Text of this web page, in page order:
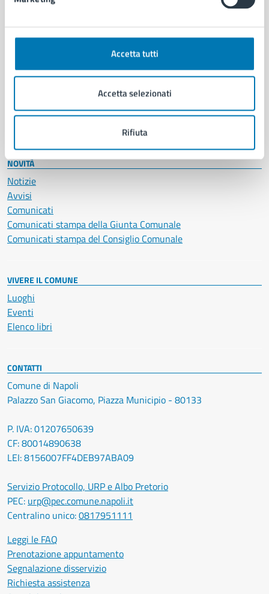
Accetta tutti
Accetta selezionati
Rifiuta
Autorizzazioni
Documenti e certificati
Imprese e commercio
Salute, benessere e assistenza
Servizi Cimiteriali
Vita lavorativa
NOVITÀ
Notizie
Avvisi
Comunicati
Comunicati stampa della Giunta Comunale
Comunicati stampa del Consiglio Comunale
VIVERE IL COMUNE
Luoghi
Eventi
Elenco libri
CONTATTI
Comune di Napoli
Palazzo San Giacomo, Piazza Municipio - 80133
P. IVA: 01207650639
CF: 80014890638
LEI: 8156007FF4DEB97ABA09
Servizio Protocollo, URP e Albo Pretorio
PEC: urp@pec.comune.napoli.it
Centralino unico:0817951111
Leggi le FAQ
Prenotazione appuntamento
Segnalazione disservizio
Richiesta assistenza